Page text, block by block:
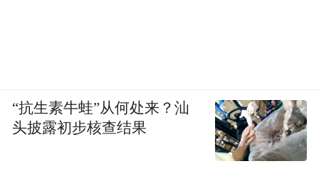
“抗生素牛蛙”从何处来？汕
头披露初步核查结果